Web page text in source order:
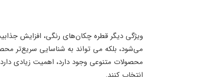
ویژگی دیگر قطره چکان‌های رنگی، افزایش
می‌شود، بلکه می‌ تواند به شناسایی سریع‌تر
محصولات متنوعی وجود دارد، اهمیت زیادی